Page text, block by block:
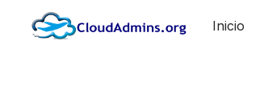
Inicio